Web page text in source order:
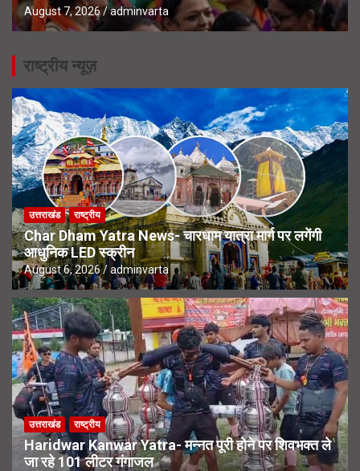
August 7, 2026 adminvarta
राष्ट्रीय न्यूज़
उत्तराखंड राष्ट्रीय
Char Dham Yatra News- चारधाम यात्रा मार्ग पर लगेंगी
आधुनिक LED स्क्रीन
August 6, 2026 adminvarta
उत्तराखंड राष्ट्रीय
Haridwar Kanwar Yatra- मन्नत पूरी होने पर शिवभक्त ले
जा रहे 101 लीटर गंगाजल